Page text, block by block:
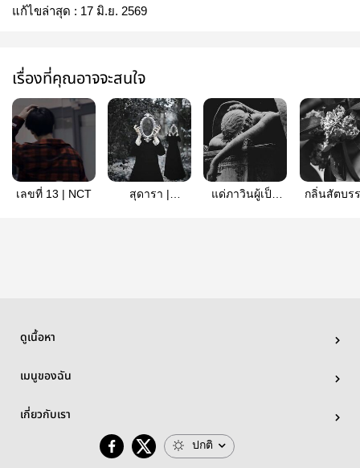
แก้ไขล่าสุด : 17 มิ.ย. 2569
เรื่องที่คุณอาจจะสนใจ
เลขที่ 13 | NCT
สุดารา |
แด่ภาวินผู้เป็น
กลิ่นสัตบร
ดูเนื้อหา
เมนูของฉัน
เกี่ยวกับเรา
ปกติ